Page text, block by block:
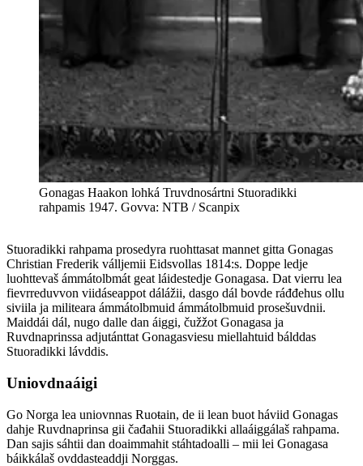
Gonagas Haakon lohká Truvdnosártni Stuoradikki
rahpamis 1947. Govva: NTB / Scanpix
Stuoradikki rahpama prosedyra ruohttasat mannet gitta Gonagas
Christian Frederik válljemii Eidsvollas 1814:s. Doppe ledje
luohttevaš ámmátolbmát geat láidestedje Gonagasa. Dat vierru lea
fievrreduvvon viidáseappot dálážii, dasgo dál bovde ráđđehus ollu
siviila ja militeara ámmátolbmuid ámmátolbmuid prosešuvdnii.
Maiddái dál, nugo dalle dan áiggi, čužžot Gonagasa ja
Ruvdnaprinssa adjutánttat Gonagasviesu miellahtuid bálddas
Stuoradikki lávddis.
Uniovdnaáigi
Go Norga lea uniovnnas Ruoŧain, de ii lean buot háviid Gonagas
dahje Ruvdnaprinsa gii čađahii Stuoradikki allaáiggálaš rahpama.
Dan sajis sáhtii dan doaimmahit stáhtadoalli – mii lei Gonagasa
báikkálaš ovddasteaddji Norggas.